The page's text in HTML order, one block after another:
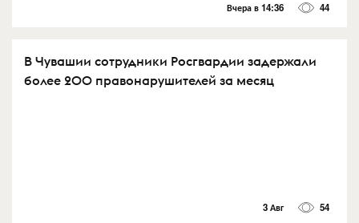
Вчера в 14:36 44
В Чувашии сотрудники Росгвардии задержали
более 200 правонарушителей за месяц
3 Авг 54